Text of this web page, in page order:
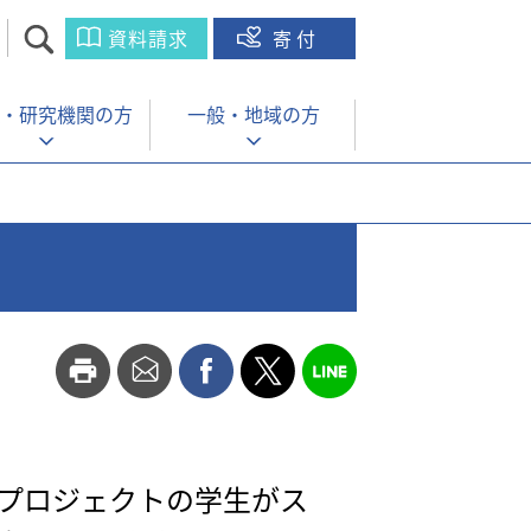
資料請求 寄付
研究機関の方 一般・ 地域の方
ロジェクトの学生がス